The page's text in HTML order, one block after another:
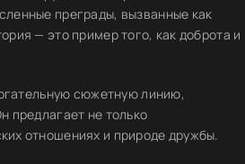
преграды, вызванные как
— это пример того, как доброта и
сюжетную линию,
предлагает не только
отношениях и природе дружбы.